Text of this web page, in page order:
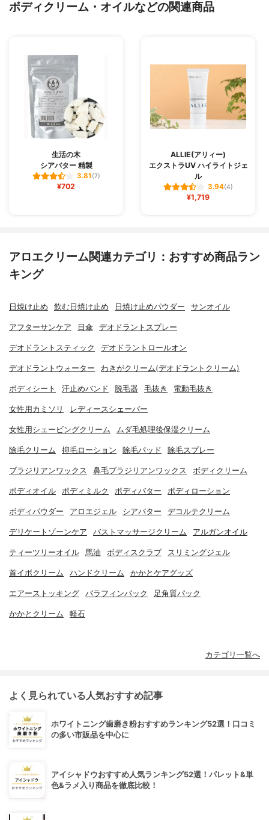
ボディクリーム・オイルなどの関連商品
生活の木
シアバター 精製
3.81(7)
¥702
ALLIE(アリィー)
エクストラUV ハイライトジェ
ル
3.94(4)
¥1,719
アロエクリーム関連カテゴリ：おすすめ商品ラン
キング
日焼け止め 飲む日焼け止め 日焼け止めパウダー サンオイル
アフターサンケア 日傘 デオドラントスプレー
デオドラントスティック デオドラントロールオン
デオドラントウォーター わきがクリーム(デオドラントクリーム)
ボディシート 汗止めバンド 脱毛器 毛抜き 電動毛抜き
女性用カミソリ レディースシェーバー
女性用シェービングクリーム ムダ毛処理後保湿クリーム
除毛クリーム 抑毛ローション 除毛パッド 除毛スプレー
ブラジリアンワックス 鼻毛ブラジリアンワックス ボディクリーム
ボディオイル ボディミルク ボディバター ボディローション
ボディパウダー アロエジェル シアバター デコルテクリーム
デリケートゾーンケア バストマッサージクリーム アルガンオイル
ティーツリーオイル 馬油 ボディスクラブ スリミングジェル
首イボクリーム ハンドクリーム かかとケアグッズ
エアーストッキング パラフィンパック 足角質パック
かかとクリーム 軽石
カテゴリ一覧へ
よく見られている人気おすすめ記事
ホワイトニング歯磨き粉おすすめランキング52選！口コミ
の多い市販品を中心に
アイシャドウおすすめ人気ランキング52選！パレット&単
色&ラメ入り商品を徹底比較！